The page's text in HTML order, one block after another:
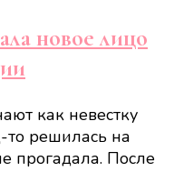
новое лицо
как невестку
решилась на
прогадала. После